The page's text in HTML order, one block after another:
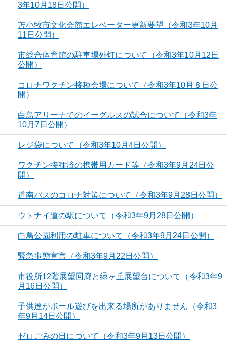
3年10月18日公開）
苫小牧市文化会館エレベーター更新要望（令和3年10月
11日公開）
市総合体育館の駐車場外灯について（令和3年10月12日
公開）
コロナワクチン接種会場について（令和3年10月８日公
開）
白鳥アリーナでのイーグルスの試合について（令和3年
10月7日公開）
レジ袋について（令和3年10月4日公開）
ワクチン接種済の携帯用カード等（令和3年9月24日公
開）
道南バスのコロナ対策について（令和3年9月28日公開）
ウトナイ道の駅について（令和3年9月28日公開）
白鳥公園利用の駐車について（令和3年9月24日公開）
緊急事態宣言（令和3年9月22日公開）
市役所12階展望回廊と緑ヶ丘展望台について（令和3年9
月16日公開）
子供達がボール遊びを出来る場所がありません（令和3
年9月14日公開）
ゼロごみの日について（令和3年9月13日公開）